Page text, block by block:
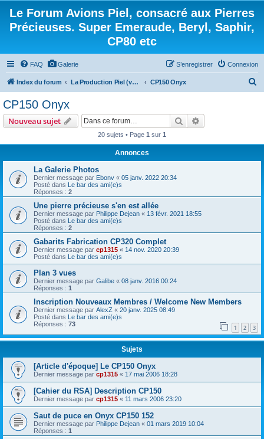
Le Forum Avions Piel, consacré aux Pierres
Précieuses. Super Emeraude, Beryl, Saphir,
CP80 etc
FAQ Galerie Connexion
S’enregistrer
Index du forum La Production Piel (vos questions, vos réponses) CP150 Onyx
CP150 Onyx
Nouveau sujet Rechercher
20 sujets • Page 1 sur 1
Annonces
La Galerie Photos
Dernier message par Ebonv « 05 janv. 2022 20:34
Posté dans Le bar des ami(e)s
Réponses : 2
Une pierre précieuse s'en est allée
Dernier message par Philippe Dejean « 13 févr. 2021 18:55
Posté dans Le bar des ami(e)s
Réponses : 2
Gabarits Fabrication CP320 Complet
Dernier message par cp1315 « 14 nov. 2020 20:39
Posté dans Le bar des ami(e)s
Plan 3 vues
Dernier message par Galibe « 08 janv. 2016 00:24
Réponses : 1
Inscription Nouveaux Membres / Welcome New Members
Dernier message par AlexZ « 20 janv. 2025 08:49
Posté dans Le bar des ami(e)s
Réponses : 73 1 2 3
Sujets
[Article d'époque] Le CP150 Onyx
Dernier message par cp1315 « 17 mai 2006 18:28
[Cahier du RSA] Description CP150
Dernier message par cp1315 « 11 mars 2006 23:20
Saut de puce en Onyx CP150 152
Dernier message par Philippe Dejean « 01 mars 2019 10:04
Réponses : 1